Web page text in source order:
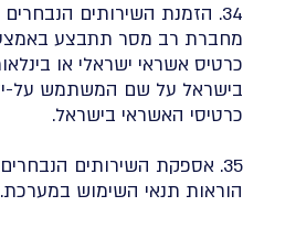
34. הזמנת השירותים
מחברת רב מסר תתבצע
כרטיס אשראי ישראלי או
בישראל על שם המשתמש על-
כרטיסי האשראי בישראל.
35. אספקת השירותים
הוראות תנאי השימוש במערכת.